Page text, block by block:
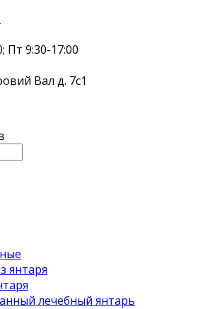
Пт 9:30-17:00
Вал д. 7с1
янтаря
лечебный янтарь